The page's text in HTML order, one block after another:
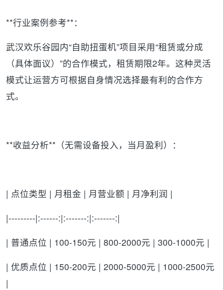
**行业案例参考**：
武汉欢乐谷园内“自助扭蛋机”项目采用“租赁或分成
（具体面议）”的合作模式，租赁期限2年。这种灵活
模式让运营方可根据自身情况选择最有利的合作方
式。
**收益分析**（无需设备投入，当月盈利）：
| 点位类型 | 月租金 | 月营业额 | 月净利润 |
|---------|:------:|:-------:|:-------:|
| 普通点位 | 100-150元 | 800-2000元 | 300-1000元 |
| 优质点位 | 150-200元 | 2000-5000元 | 1000-2500元
|